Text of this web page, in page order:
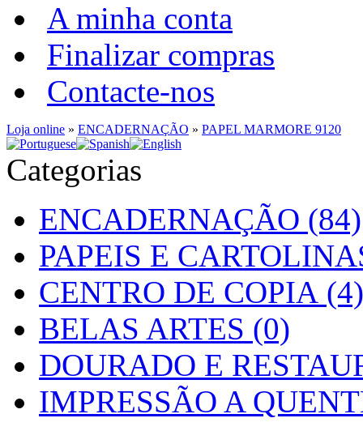
A minha conta
Finalizar compras
Contacte-nos
Loja online » ENCADERNAÇÃO » PAPEL MARMORE 9120
Categorias
ENCADERNAÇÃO (84)
PAPEIS E
CENTRO DE COPIA (4)
BELAS ARTES (0)
DOURADO E
IMPRESSÃO A